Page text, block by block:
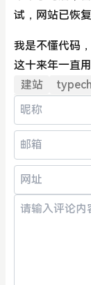
试，网站已恢复
我是不懂代码
这十来年一直
建站